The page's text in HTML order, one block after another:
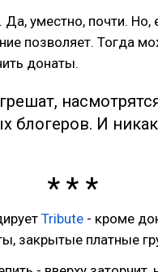
уместно, почти. Но,
позволяет. Тогда
донаты.
блогеров. И
Tribute - кроме
закрытые платные